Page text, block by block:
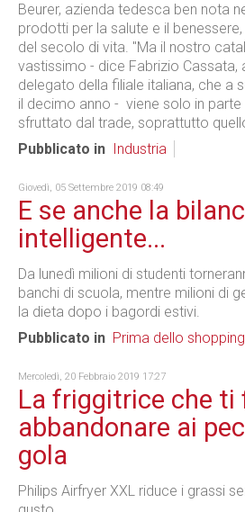
Beurer, azienda tedesca ben nota
prodotti per la salute e il
del secolo di vita. "Ma il nostro
vastissimo - dice Fabrizio Cassata,
delegato della filiale italiana, che a
il decimo anno - viene solo in
sfruttato dal trade, soprattutto
Pubblicato in
Industria
Giovedì, 05 Settembre 2019 08:49
E se anche la
intelligente...
Da lunedì milioni di studenti
banchi di scuola, mentre milioni di
la dieta dopo i bagordi estivi.
Pubblicato in Prima dello shopping
Mercoledì, 20 Febbraio 2019 17:27
La friggitrice che ti
abbandonare ai
gola
Philips Airfryer XXL riduce i grassi